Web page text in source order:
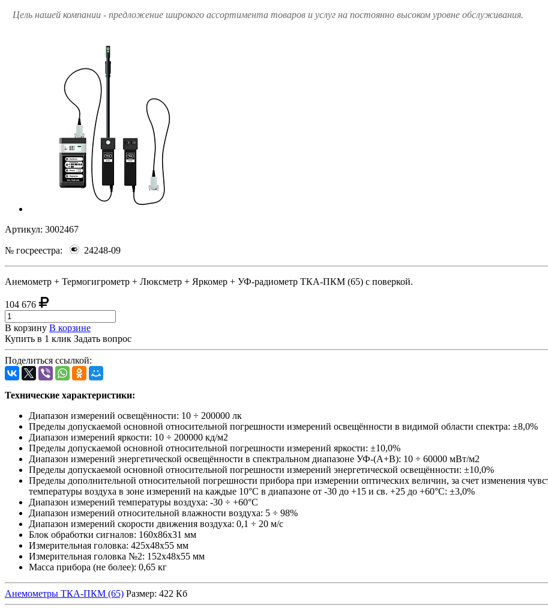
Цель нашей компании - предложение широкого ассортимента товаров и услуг на постоянно высоком уровне обслуживания.
Артикул: 3002467
№ госреестра: 24248-09
Анемометр + Термогигрометр + Люксметр + Яркомер + УФ-радиометр ТКА-ПКМ (65) с поверкой.
104 676
В корзину В корзине
Купить в 1 клик Задать вопрос
Поделиться ссылкой:
Технические характеристики:
Диапазон измерений освещённости: 10 ÷ 200000 лк
Пределы допускаемой основной относительной погрешности измерений освещённости в видимой области спектра: ±8,0%
Диапазон измерений яркости: 10 ÷ 200000 кд/м2
Пределы допускаемой основной относительной погрешности измерений яркости: ±10,0%
Диапазон измерений энергетической освещённости в спектральном диапазоне УФ-(А+В): 10 ÷ 60000 мВт/м2
Пределы допускаемой основной относительной погрешности измерений энергетической освещённости: ±10,0%
Пределы дополнительной относительной погрешности прибора при измерении оптических величин, за счет изменения
температуры воздуха в зоне измерений на каждые 10°С в диапазоне от -30 до +15 и св. +25 до +60°С: ±3,0%
Диапазон измерений температуры воздуха: -30 ÷ +60°С
Диапазон измерений относительной влажности воздуха: 5 ÷ 98%
Диапазон измерений скорости движения воздуха: 0,1 ÷ 20 м/с
Блок обработки сигналов: 160х86х31 мм
Измерительная головка: 425х48х55 мм
Измерительная головка №2: 152х48х55 мм
Масса прибора (не более): 0,65 кг
Анемометры ТКА-ПКМ (65) Размер: 422 Кб